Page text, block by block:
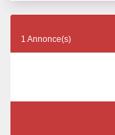
1 Annonce(s)